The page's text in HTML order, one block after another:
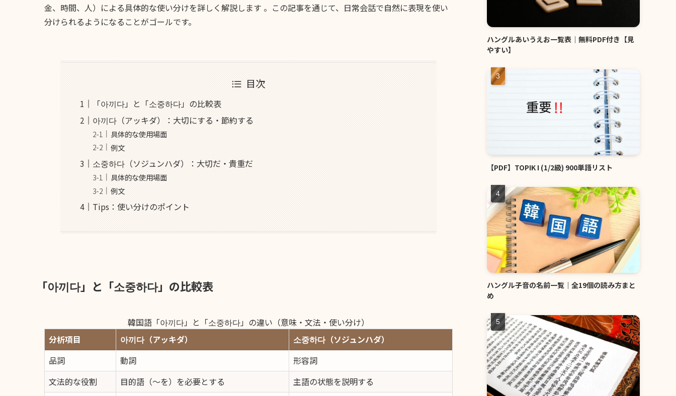
金、時間、人）による具体的な使い分けを詳しく解説します 。この記事を通じて、日常会話で自然に表現を使い
分けられるようになることがゴールです。
目次
「아끼다」と「소중하다」の比較表
아끼다（アッキダ）：大切にする・節約する
具体的な使用場面
例文
소중하다（ソジュンハダ）：大切だ・貴重だ
具体的な使用場面
例文
Tips：使い分けのポイント
「아끼다」と「소중하다」の比較表
韓国語「아끼다」と「소중하다」の違い（意味・文法・使い分け）
分析項目
아끼다（アッキダ）
소중하다（ソジュンハダ）
品詞
動詞
形容詞
文法的な役割
目的語（〜を）を必要とする
主語の状態を説明する
ハングルあいうえお一覧表｜無料PDF付き【見
やすい】
【PDF】TOPIK I (1/2級) 900単語リスト
ハングル子音の名前一覧｜全19個の読み方まと
め